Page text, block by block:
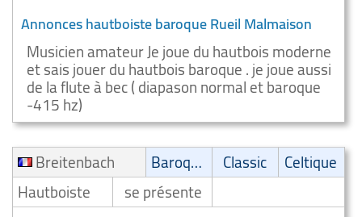
Annonces hautboiste baroque Rueil Malmaison
Musicien amateur Je joue du hautbois moderne
et sais jouer du hautbois baroque . je joue aussi
de la flute à bec ( diapason normal et baroque
-415 hz)
Breitenbach
Baroque Classic
Celtique
Hautboiste
se présente